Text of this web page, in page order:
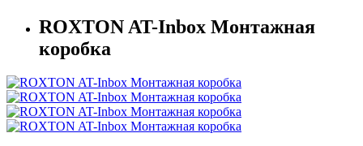
ROXTON AT-Inbox Монтажная
коробка